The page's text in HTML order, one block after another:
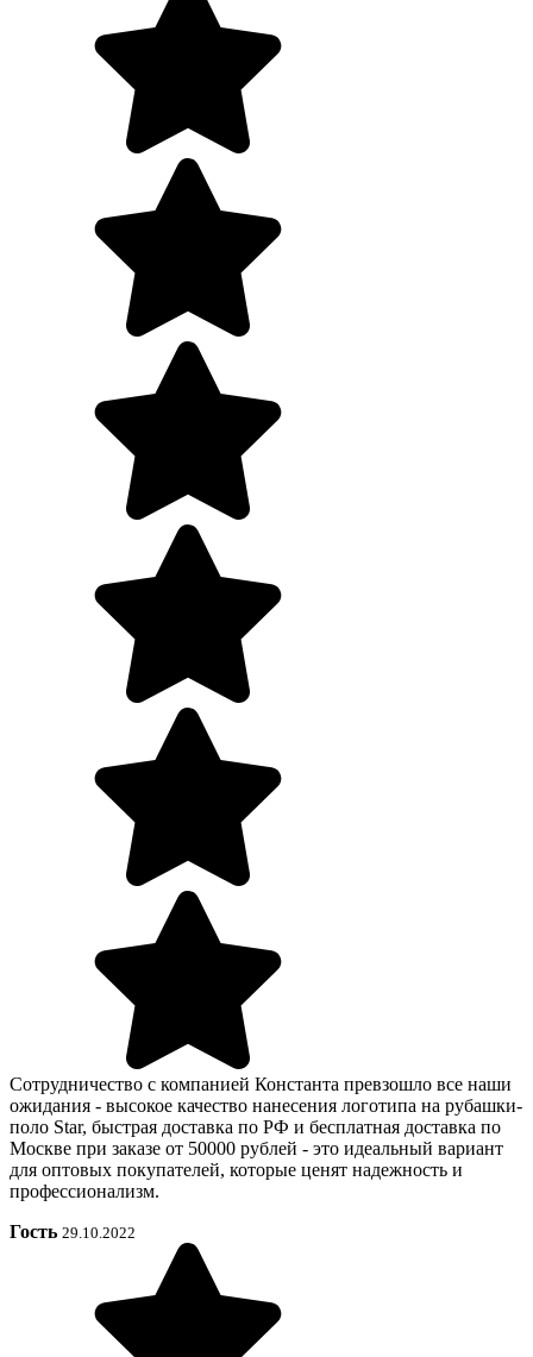
Сотрудничество с компанией Константа превзошло все наши
ожидания - высокое качество нанесения логотипа на рубашки-
поло Star, быстрая доставка по РФ и бесплатная доставка по
Москве при заказе от 50000 рублей - это идеальный вариант
для оптовых покупателей, которые ценят надежность и
профессионализм.
Гость 29.10.2022